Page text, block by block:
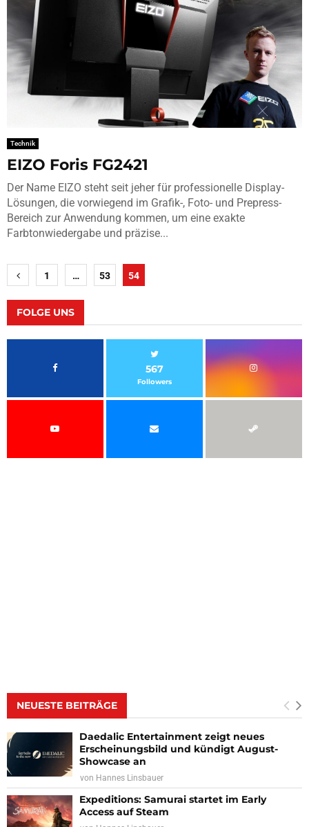
Technik
EIZO Foris FG2421
Der Name EIZO steht seit jeher für professionelle Display-
Lösungen, die vorwiegend im Grafik-, Foto- und Prepress-
Bereich zur Anwendung kommen, um eine exakte
Farbtonwiedergabe und präzise...
Seitennummerierung
der
Beiträge
1 … 53 54
FOLGE UNS
567
Followers
NEUESTE BEITRÄGE
Daedalic Entertainment zeigt neues
Erscheinungsbild und kündigt August-
Showcase an
von Hannes Linsbauer
Expeditions: Samurai startet im Early
Access auf Steam